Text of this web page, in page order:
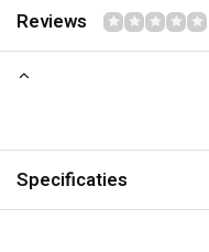
Reviews
Specificaties